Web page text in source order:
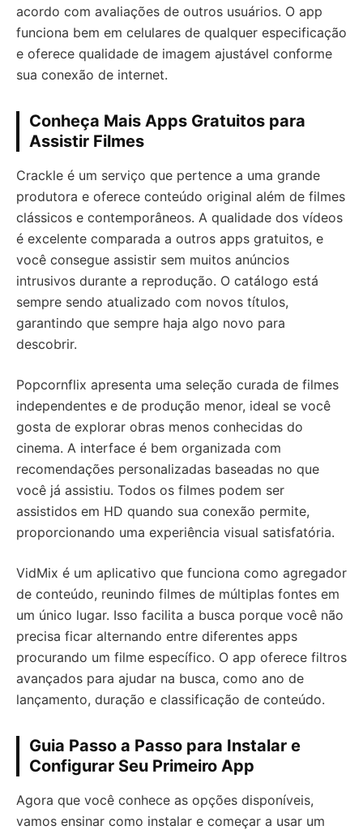
acordo com avaliações de outros usuários. O app
funciona bem em celulares de qualquer especificação
e oferece qualidade de imagem ajustável conforme
sua conexão de internet.
Conheça Mais Apps Gratuitos para
Assistir Filmes
Crackle é um serviço que pertence a uma grande
produtora e oferece conteúdo original além de filmes
clássicos e contemporâneos. A qualidade dos vídeos
é excelente comparada a outros apps gratuitos, e
você consegue assistir sem muitos anúncios
intrusivos durante a reprodução. O catálogo está
sempre sendo atualizado com novos títulos,
garantindo que sempre haja algo novo para
descobrir.
Popcornflix apresenta uma seleção curada de filmes
independentes e de produção menor, ideal se você
gosta de explorar obras menos conhecidas do
cinema. A interface é bem organizada com
recomendações personalizadas baseadas no que
você já assistiu. Todos os filmes podem ser
assistidos em HD quando sua conexão permite,
proporcionando uma experiência visual satisfatória.
VidMix é um aplicativo que funciona como agregador
de conteúdo, reunindo filmes de múltiplas fontes em
um único lugar. Isso facilita a busca porque você não
precisa ficar alternando entre diferentes apps
procurando um filme específico. O app oferece filtros
avançados para ajudar na busca, como ano de
lançamento, duração e classificação de conteúdo.
Guia Passo a Passo para Instalar e
Configurar Seu Primeiro App
Agora que você conhece as opções disponíveis,
vamos ensinar como instalar e começar a usar um